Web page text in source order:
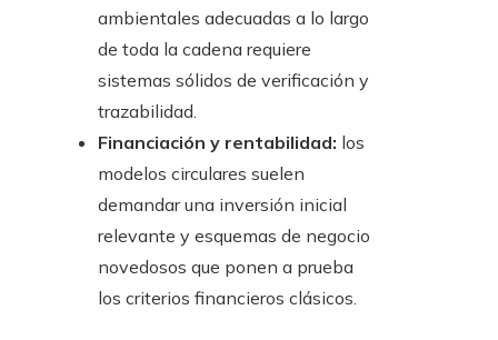
ambientales adecuadas a lo largo
de toda la cadena requiere
sistemas sólidos de verificación y
trazabilidad.
Financiación y rentabilidad: los
modelos circulares suelen
demandar una inversión inicial
relevante y esquemas de negocio
novedosos que ponen a prueba
los criterios financieros clásicos.